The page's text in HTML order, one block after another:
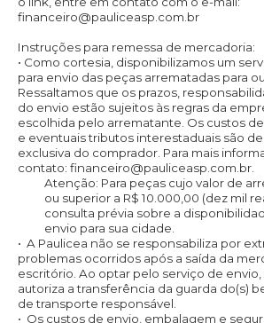
financeiro@pauliceasp.com.br
Instruções para remessa de mercadoria:
•⁠ Como cortesia, disponibilizamos um
para envio das peças arrematadas para
Ressaltamos que os prazos,
do envio estão sujeitos às regras da
escolhida pelo arrematante. Os custos
e eventuais tributos interestaduais são
exclusiva do comprador. Para mais
contato: financeiro@pauliceasp.com.br.
Atenção: Para peças cujo valor de
ou superior a R$ 10.000,00 (dez mil
consulta prévia sobre a
envio para sua cidade.
•⁠ ⁠A Paulicea não se responsabiliza por
problemas ocorridos após a saída da
escritório. Ao optar pelo serviço de
autoriza a transferência da guarda do(s)
de transporte responsável.
•⁠ ⁠Os custos de envio, embalagem e